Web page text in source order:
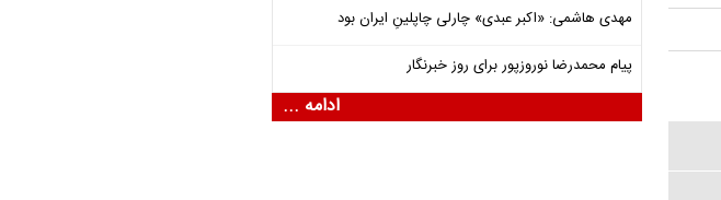
مهدی هاشمی: «اکبر عبدی» چارلی چاپلینِ ایران بود
پیام محمدرضا نوروزپور برای روز خبرنگار
ادامه ...